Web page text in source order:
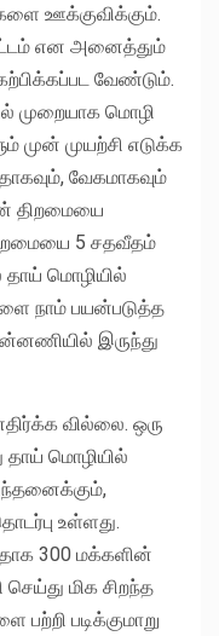
ஊக்குவிக்கும்.
என அனைத்தும்
வேண்டும்.
முறையாக மொழி
முன் முயற்சி எடுக்க
வேகமாகவும்
திறமையை
5 சதவீதம்
தாய் மொழியில்
நாம் பயன்படுத்த
இருந்து
வில்லை. ஒரு
மொழியில்
உள்ளது.
300 மக்களின்
மிக சிறந்த
பற்றி படிக்குமாறு